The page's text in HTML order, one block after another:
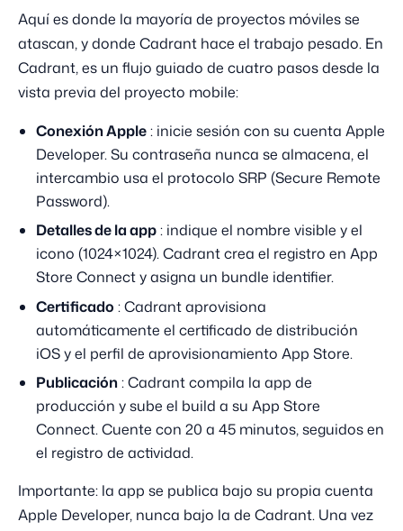
Aquí es donde la mayoría de proyectos móviles se
atascan, y donde Cadrant hace el trabajo pesado. En
Cadrant, es un flujo guiado de cuatro pasos desde la
vista previa del proyecto mobile:
Conexión Apple: inicie sesión con su cuenta Apple
Developer. Su contraseña nunca se almacena, el
intercambio usa el protocolo SRP (Secure Remote
Password).
Detalles de la app: indique el nombre visible y el
icono (1024×1024). Cadrant crea el registro en App
Store Connect y asigna un bundle identifier.
Certificado : Cadrant aprovisiona
automáticamente el certificado de distribución
iOS y el perfil de aprovisionamiento App Store.
Publicación: Cadrant compila la app de
producción y sube el build a su App Store
Connect. Cuente con 20 a 45 minutos, seguidos en
el registro de actividad.
Importante: la app se publica bajo su propia cuenta
Apple Developer, nunca bajo la de Cadrant. Una vez